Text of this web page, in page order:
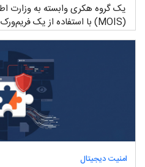
یک گروه هکری وابسته به وزارت
سازمان‌های …
امنیت دیجیتال